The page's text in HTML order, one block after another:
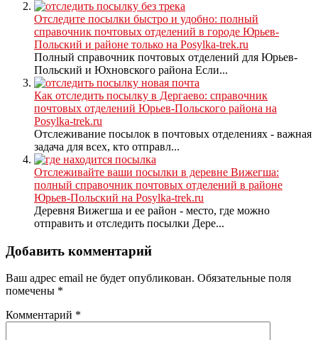
Отследите посылки быстро и удобно: полный
справочник почтовых отделений в городе Юрьев-
Польский и районе только на Posylka-trek.ru
Полный справочник почтовых отделений для Юрьев-
Польский и Юхновского района Если...
Как отследить посылку в Дергаево: справочник
почтовых отделений Юрьев-Польского района на
Posylka-trek.ru
Отслеживание посылок в почтовых отделениях - важная
задача для всех, кто отправл...
Отслеживайте ваши посылки в деревне Вижегша:
полный справочник почтовых отделений в районе
Юрьев-Польский на Posylka-trek.ru
Деревня Вижегша и ее район - место, где можно
отправить и отследить посылки Дере...
Добавить комментарий
Ваш адрес email не будет опубликован. Обязательные поля
помечены *
Комментарий *